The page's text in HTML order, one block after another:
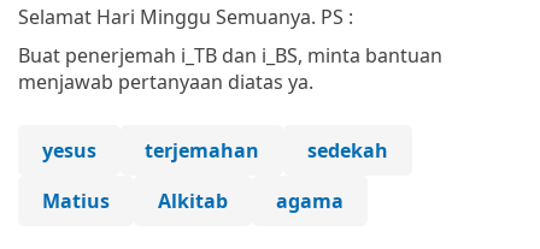
Selamat Hari Minggu Semuanya. PS :
Buat penerjemah i_TB dan i_BS, minta bantuan
menjawab pertanyaan diatas ya.
yesus terjemahan
sedekah
Matius
Alkitab agama